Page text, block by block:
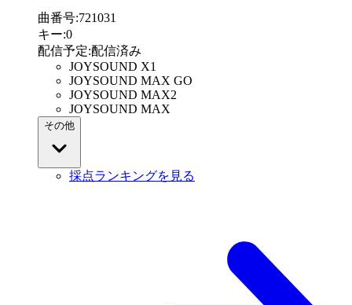
曲番号:721031
キー:0
配信予定:配信済み
JOYSOUND X1
JOYSOUND MAX GO
JOYSOUND MAX2
JOYSOUND MAX
その他
採点ランキングを見る